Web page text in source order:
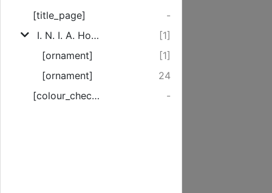
[title_page]
-
I. N. I. A. Hochwohlgebohrne! Denen angehenden Eheleuten pfleget man an ihrem Hochzeitlichen Ehrentage, ...
[1]
[ornament]
[1]
[ornament]
24
[colour_checker]
-